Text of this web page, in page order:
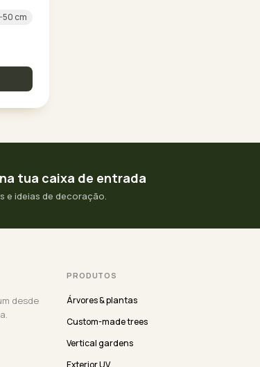
50 cm
tua caixa de entrada
e ideias de decoração.
desde
PRODUTOS
Árvores & plantas
Custom-made trees
Vertical gardens